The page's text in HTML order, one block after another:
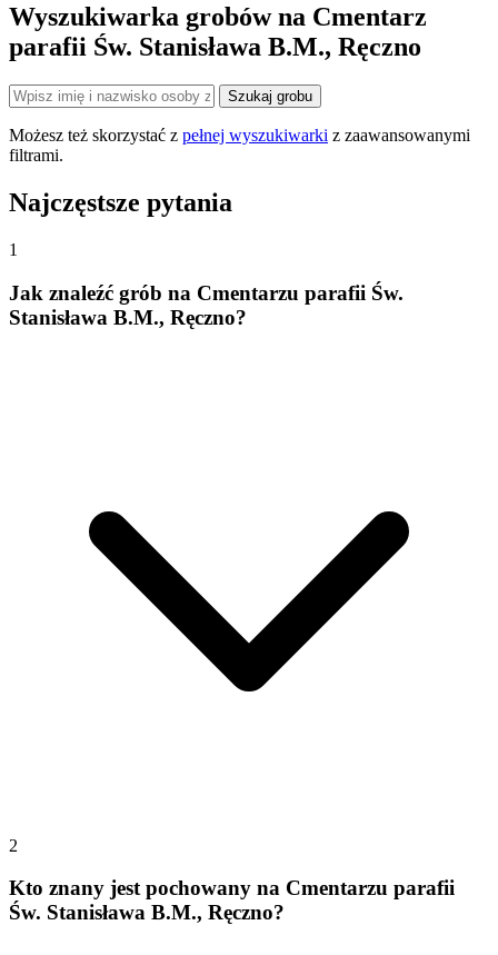
Wyszukiwarka grobów na Cmentarz
parafii Św. Stanisława B.M., Ręczno
Szukaj grobu
Możesz też skorzystać z pełnej wyszukiwarki z zaawansowanymi
filtrami.
Najczęstsze pytania
1
Jak znaleźć grób na Cmentarzu parafii Św.
Stanisława B.M., Ręczno?
2
Kto znany jest pochowany na Cmentarzu parafii
Św. Stanisława B.M., Ręczno?